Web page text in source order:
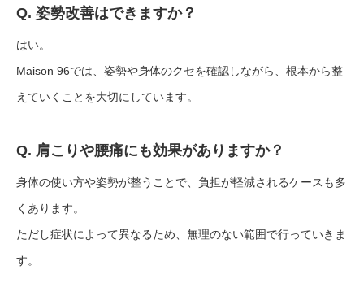
Q. 姿勢改善はできますか？
はい。
Maison 96では、姿勢や身体のクセを確認しながら、根本から整
えていくことを大切にしています。
Q. 肩こりや腰痛にも効果がありますか？
身体の使い方や姿勢が整うことで、負担が軽減されるケースも多
くあります。
ただし症状によって異なるため、無理のない範囲で行っていきま
す。